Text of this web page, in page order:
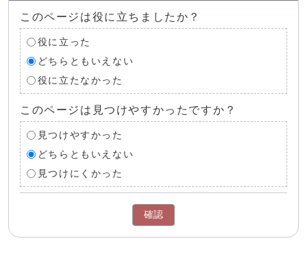
このページは役に立ちましたか？
役に立った
どちらともいえない
役に立たなかった
このページは見つけやすかったですか？
見つけやすかった
どちらともいえない
見つけにくかった
確認